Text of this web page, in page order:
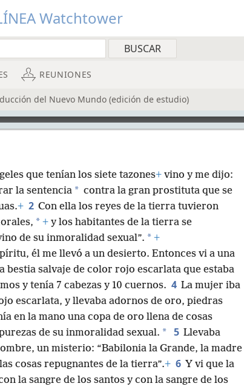
Watchtower
REUNIONES
del Nuevo Mundo (edición de estudio)
que tenían los siete tazones+ vino y me dijo:
la sentencia * contra la gran prostituta que se
+ 2 Con ella los reyes de la tierra tuvieron
* + y los habitantes de la tierra se
de su inmoralidad sexual”. * +
él me llevó a un desierto. Entonces vi a una
bestia salvaje de color rojo escarlata que estaba
y tenía 7 cabezas y 10 cuernos. 4 La mujer iba
escarlata, y llevaba adornos de oro, piedras
en la mano una copa de oro llena de cosas
de su inmoralidad sexual. * 5 Llevaba
un misterio: “Babilonia la Grande, la madre
cosas repugnantes de la tierra”.+ 6 Y vi que la
la sangre de los santos y con la sangre de los